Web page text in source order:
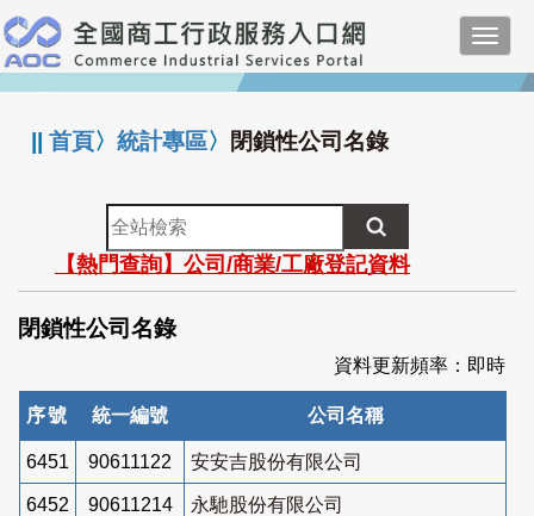
跳
到
主
要
:::
||首頁〉統計專區〉 閉鎖性公司名錄
全
站
檢
索
【熱門查詢】公司/商業/工廠登記資料
閉鎖性公司名錄
資料更新頻率：即時
序號 統一編號 公司名稱
6451 90611122 安安吉股份有限公司
6452 90611214 永馳股份有限公司